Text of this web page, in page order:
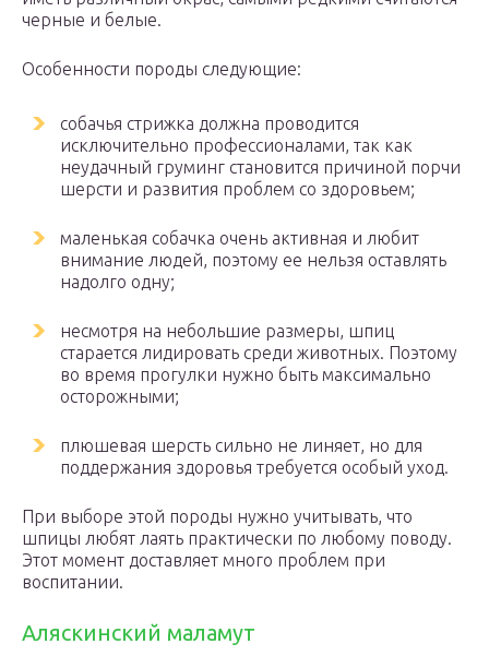
черные и белые.
Особенности породы следующие:
собачья стрижка должна проводится
исключительно профессионалами, так как
неудачный груминг становится причиной порчи
шерсти и развития проблем со здоровьем;
маленькая собачка очень активная и любит
внимание людей, поэтому ее нельзя оставлять
надолго одну;
несмотря на небольшие размеры, шпиц
старается лидировать среди животных. Поэтому
во время прогулки нужно быть максимально
осторожными;
плюшевая шерсть сильно не линяет, но для
поддержания здоровья требуется особый уход.
При выборе этой породы нужно учитывать, что
шпицы любят лаять практически по любому поводу.
Этот момент доставляет много проблем при
воспитании.
Аляскинский маламут